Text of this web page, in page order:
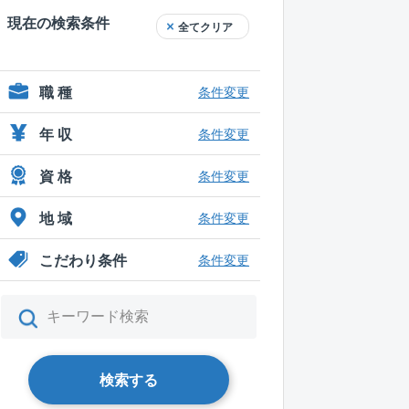
現在の検索条件 全てクリア
職 種 条件変更
年 収 条件変更
資 格 条件変更
地 域 条件変更
こだわり条件 条件変更
検索する